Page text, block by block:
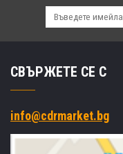
СВЪРЖЕТЕ СЕ С
info@cdrmarket.bg